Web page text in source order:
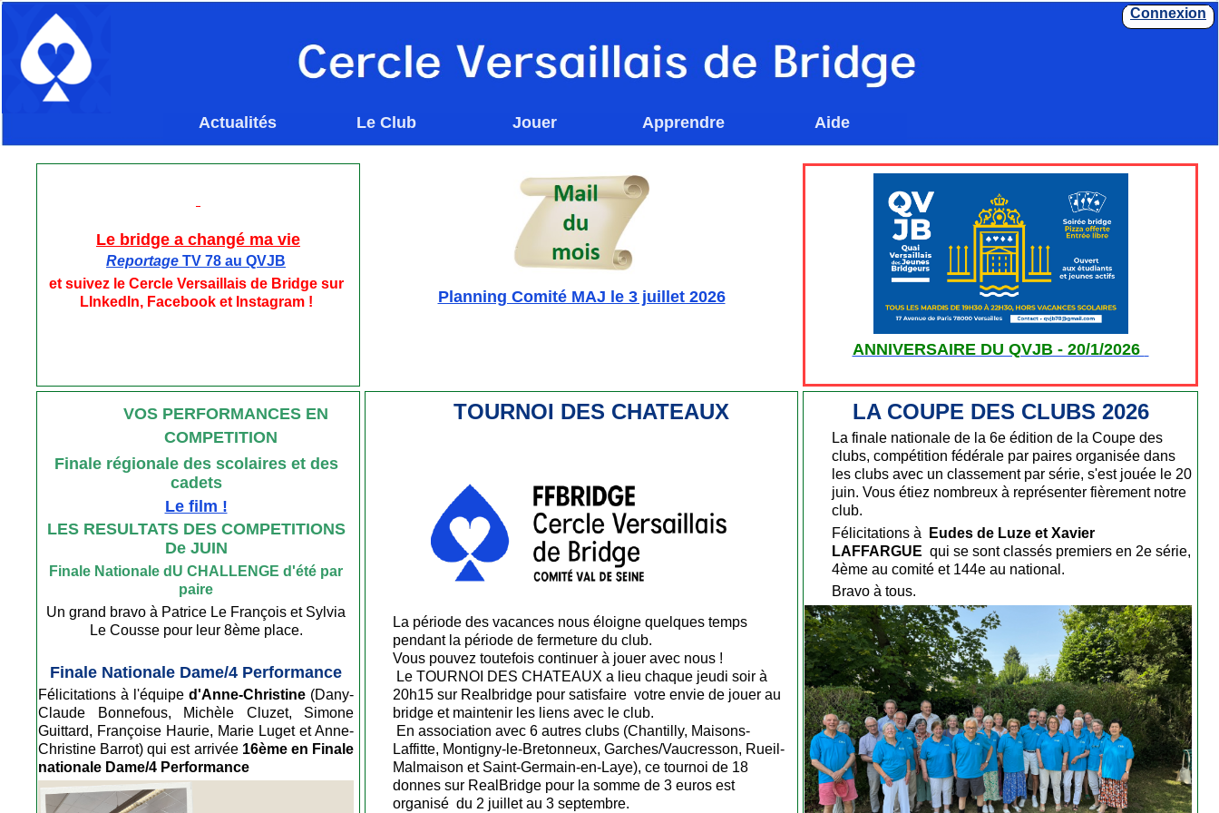
Actualités Le Club Jouer Apprendre Aide
Connexion
Le bridge a changé ma vie
Reportage TV 78 au QVJB
et suivez le Cercle Versaillais de Bridge sur
LInkedln, Facebook et Instagram !
Planning Comité MAJ le 3 juillet 2026
ANNIVERSAIRE DU QVJB - 20/1/2026
VOS PERFORMANCES EN
COMPETITION
Finale régionale des scolaires et des
cadets
Le film !
LES RESULTATS DES COMPETITIONS
De JUIN
Finale Nationale dU CHALLENGE d'été par
paire
Un grand bravo à Patrice Le François et Sylvia
Le Cousse pour leur 8ème place.
Finale Nationale Dame/4 Performance
Félicitations à l'équipe d'Anne-Christine (Dany-
Claude Bonnefous, Michèle Cluzet, Simone
Guittard, Françoise Haurie, Marie Luget et Anne-
Christine Barrot) qui est arrivée 16ème en Finale
nationale Dame/4 Performance
TOURNOI DES CHATEAUX
La période des vacances nous éloigne quelques temps
pendant la période de fermeture du club.
Vous pouvez toutefois continuer à jouer avec nous !
Le TOURNOI DES CHATEAUX a lieu chaque jeudi soir à
20h15 sur Realbridge pour satisfaire votre envie de jouer au
bridge et maintenir les liens avec le club.
En association avec 6 autres clubs (Chantilly, Maisons-
Laffitte, Montigny-le-Bretonneux, Garches/Vaucresson, Rueil-
Malmaison et Saint-Germain-en-Laye), ce tournoi de 18
donnes sur RealBridge pour la somme de 3 euros est
organisé du 2 juillet au 3 septembre.
LA COUPE DES CLUBS 2026
La finale nationale de la 6e édition de la Coupe des
clubs, compétition fédérale par paires organisée dans
les clubs avec un classement par série, s'est jouée le 20
juin. Vous étiez nombreux à représenter fièrement notre
club.
Félicitations à
Eudes de Luze et Xavier
LAFFARGUE qui se sont classés premiers en 2e série,
4ème au comité et 144e au national.
Bravo à tous.